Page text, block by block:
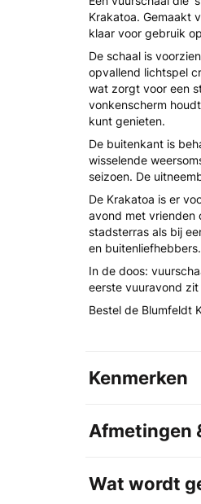
Krakatoa. Gemaakt
klaar voor gebruik
De schaal is
opvallend lichtspel
wat zorgt voor een
vonkenscherm
kunt genieten.
De buitenkant is
wisselende
seizoen. De
De Krakatoa is er
avond met vrienden
stadsterras als bij
en buitenliefhebbers.
In de doos:
eerste vuuravond zit
Bestel de Blumfeldt
Kenmerken
Afmetingen
Wat wordt